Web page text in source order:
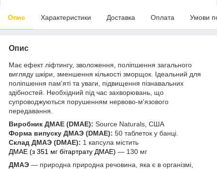
Опис Характеристики Доставка Оплата Умови
Опис
Має ефект ліфтингу, зволоження, поліпшення загального
вигляду шкіри, зменшення кількості зморщок. Ідеальний для
поліпшення пам'яті та уваги, підвищення пізнавальних
здібностей. Необхідний під час захворювань, що
супроводжуються порушенням нервово-м'язового
передавання.
Виробник ДМАЕ (DMAE): Source Naturals, США
Форма випуску ДМАЭ (DMAE): 50 таблеток у банці.
Склад ДМАЭ (DMAE): 1 капсула містить
ДМАЕ (з 351 мг бітартрату ДМАЕ) — 130 мг
ДМАЭ — природна природна речовина, яка є в організмі,